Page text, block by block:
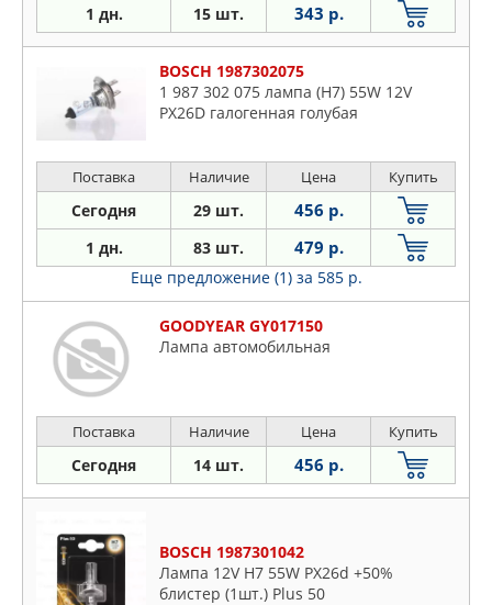
1 дн. 15 шт. 343 р.
BOSCH 1987302075
1 987 302 075 лампа (H7) 55W 12V
PX26D галогенная голубая
Поставка Наличие Цена Купить
Сегодня 29 шт. 456 р.
1 дн. 83 шт. 479 р.
Еще предложение (1) за 585 р.
GOODYEAR GY017150
Лампа автомобильная
Поставка Наличие Цена Купить
Сегодня 14 шт. 456 р.
BOSCH 1987301042
Лампа 12V H7 55W PX26d +50%
блистер (1шт.) Plus 50